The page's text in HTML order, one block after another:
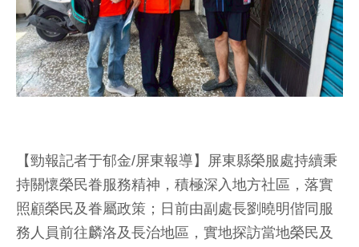
【勁報記者于郁金/屏東報導】屏東縣榮服處持續秉
持關懷榮民眷服務精神，積極深入地方社區，落實
照顧榮民及眷屬政策；日前由副處長劉曉明偕同服
務人員前往麟洛及長治地區，實地探訪當地榮民及